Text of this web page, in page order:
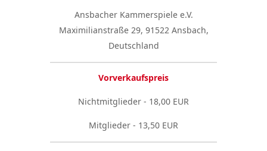
Ansbacher Kammerspiele e.V.
Maximilianstraße 29, 91522 Ansbach,
Deutschland
Vorverkaufspreis
Nichtmitglieder - 18,00 EUR
Mitglieder - 13,50 EUR